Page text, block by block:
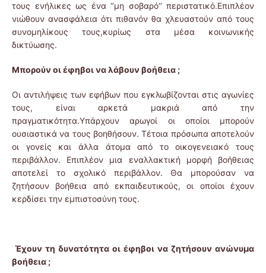
τους ενήλικες ως ένα ‘’μη σοβαρό’’ περιστατικό.Επιπλέον
νιώθουν ανασφάλεια ότι πιθανόν θα χλευαστούν από τους
συνομηλίκους τους,κυρίως στα μέσα κοινωνικής
δικτύωσης.
Μπορούν οι έφηβοι να λάβουν βοήθεια ;
Οι αντιλήψεις των εφήβων που εγκλωβίζονται στις αγωνίες
τους, είναι αρκετά μακριά από την
πραγματικότητα.Υπάρχουν αρωγοί οι οποίοι μπορούν
ουσιαστικά να τους βοηθήσουν. Τέτοια πρόσωπα αποτελούν
οι γονείς και άλλα άτομα από το οικογενειακό τους
περιβάλλον. Επιπλέον μια εναλλακτική μορφή βοήθειας
αποτελεί το σχολικό περιβάλλον. Θα μπορούσαν να
ζητήσουν βοήθεια από εκπαιδευτικούς, οι οποίοι έχουν
κερδίσει την εμπιστοσύνη τους.
Έχουν τη δυνατότητα οι έφηβοι να ζητήσουν ανώνυμα
βοήθεια ;